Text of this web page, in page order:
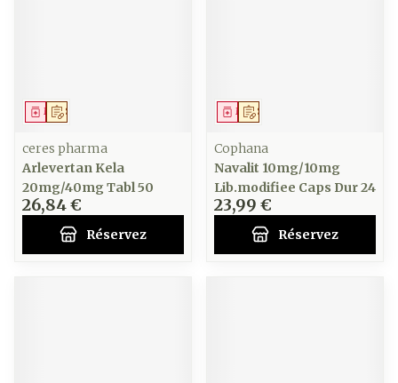
Sur prescription
Médicament
ceres pharma
Arlevertan Kela
20mg/40mg Tabl 50
26,84 €
Réservez
Sur prescription
Médicament
Cophana
Navalit 10mg/10mg
Lib.modifiee Caps Dur 24
23,99 €
Réservez